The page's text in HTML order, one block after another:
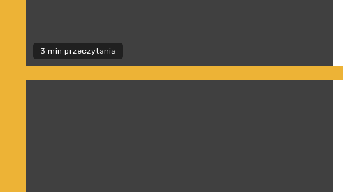
3 min przeczytania